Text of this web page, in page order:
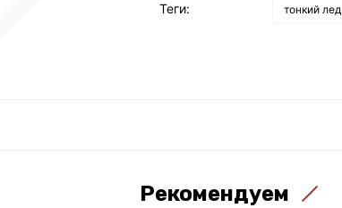
Теги: тонкий лед
Рекомендуем